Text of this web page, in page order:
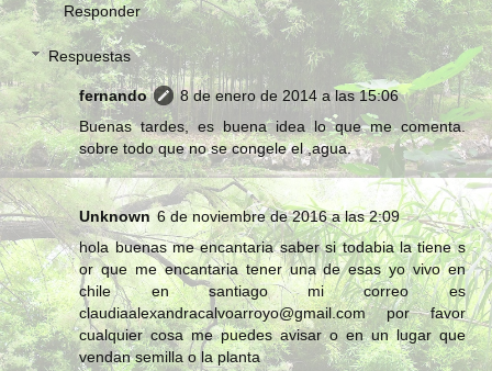
Responder
Respuestas
fernando
8 de enero de 2014 a las 15:06
Buenas tardes, es buena idea lo que me comenta.
sobre todo que no se congele el ,agua.
Unknown 6 de noviembre de 2016 a las 2:09
hola buenas me encantaria saber si todabia la tiene s
or que me encantaria tener una de esas yo vivo en
chile en santiago mi correo es
claudiaalexandracalvoarroyo@gmail.com por favor
cualquier cosa me puedes avisar o en un lugar que
vendan semilla o la planta